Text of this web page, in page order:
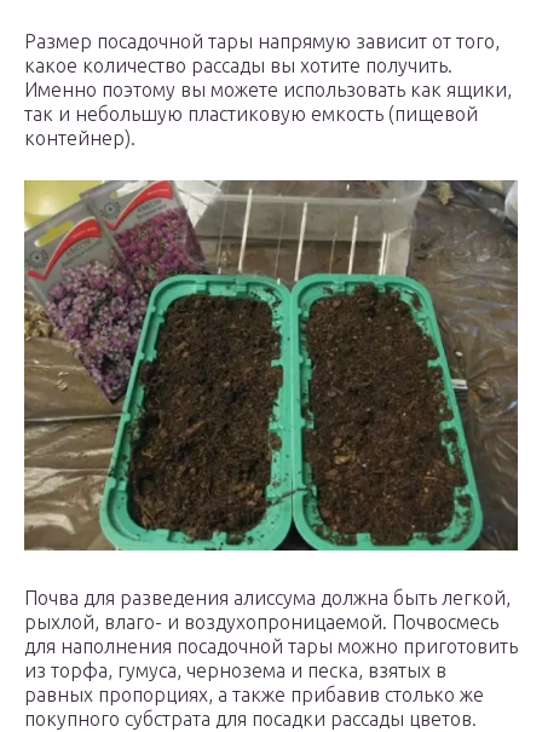
Размер посадочной тары напрямую зависит от того,
какое количество рассады вы хотите получить.
Именно поэтому вы можете использовать как ящики,
так и небольшую пластиковую емкость (пищевой
контейнер).
Почва для разведения алиссума должна быть легкой,
рыхлой, влаго- и воздухопроницаемой. Почвосмесь
для наполнения посадочной тары можно приготовить
из торфа, гумуса, чернозема и песка, взятых в
равных пропорциях, а также прибавив столько же
покупного субстрата для посадки рассады цветов.